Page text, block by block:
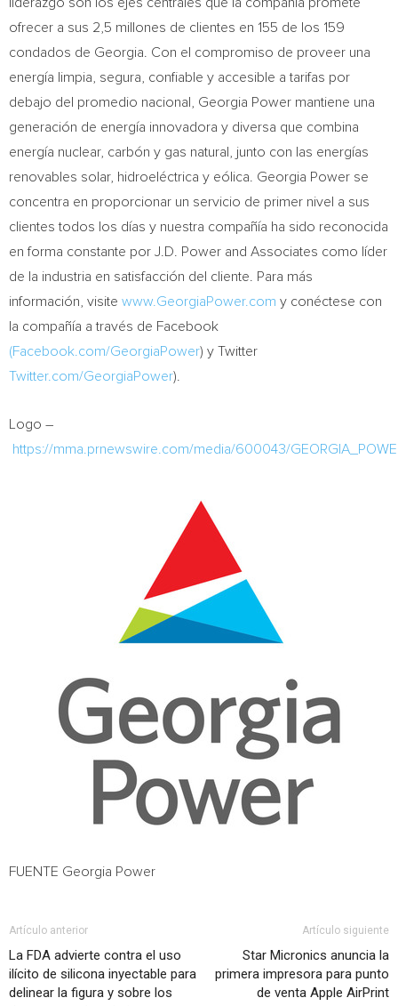
ofrecer a sus 2,5 millones de clientes en 155 de los 159
condados de Georgia . Con el compromiso de proveer una
energía limpia, segura, confiable y accesible a tarifas por
debajo del promedio nacional, Georgia Power mantiene una
generación de energía innovadora y diversa que combina
energía nuclear, carbón y gas natural, junto con las energías
renovables solar, hidroeléctrica y eólica. Georgia Power se
concentra en proporcionar un servicio de primer nivel a sus
clientes todos los días y nuestra compañía ha sido reconocida
en forma constante por J.D. Power and Associates como líder
de la industria en satisfacción del cliente. Para más
información, visite www.GeorgiaPower.com y conéctese con
la compañía a través de Facebook
(Facebook.com/GeorgiaPower) y Twitter
Twitter.com/GeorgiaPower).
Logo –
https://mma.prnewswire.com/media/600043/
FUENTE Georgia Power
Artículo anterior
La FDA advierte contra el uso
ilícito de silicona inyectable para
delinear la figura y sobre los
Artículo siguiente
Star Micronics anuncia la
primera impresora para punto
de venta Apple AirPrint